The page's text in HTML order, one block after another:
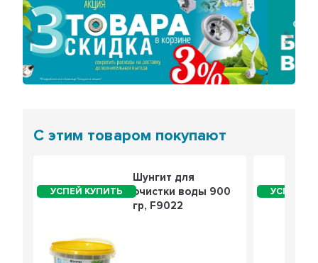
Предыдущий
С этим товаром покупают
Шунгит для
очистки воды 900
гр, F9022